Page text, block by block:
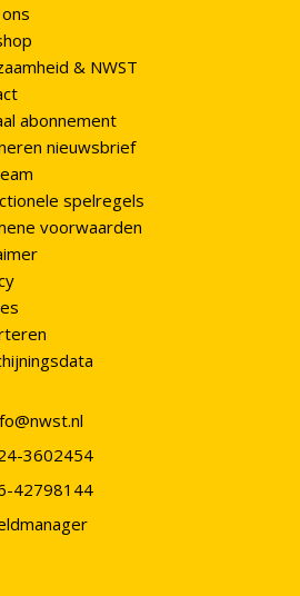
& NWST
abonnement
nieuwsbrief
spelregels
voorwaarden
3602454
42798144